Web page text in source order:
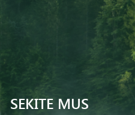
SEKITE MUS